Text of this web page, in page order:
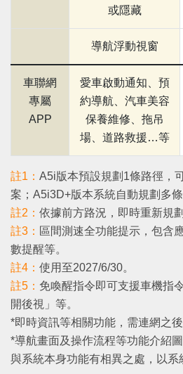
或隱藏
導航浮動視窗
車聯網
專屬
APP
愛車啟動通知、預
約導航、汽車美容
保養維修、拖吊
場、道路救援…等
註1： A5i版本預設規劃1條路徑，
案；A5i3D+版本系統自動規劃多條
註2： 依據前方路況，即時重新規
註3： 區間測速全功能提示，包含
數提醒等。
註4： 使用至2027/6/30。
註5： 免喚醒指令即可支援車機指
開後視」等。
*即時資訊等相關功能，需連網之後
*導航畫面及操作流程等功能介紹
與系統本⾝功能有相異之處，以系